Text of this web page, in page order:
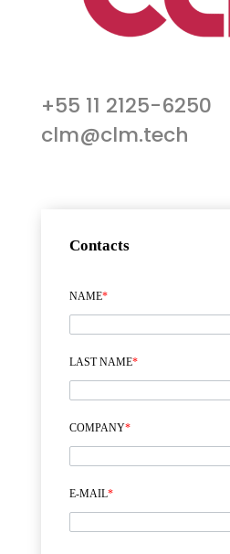
+55 11 2125-6250
clm@clm.tech
Contacts
NAME*
LAST NAME*
COMPANY*
E-MAIL*